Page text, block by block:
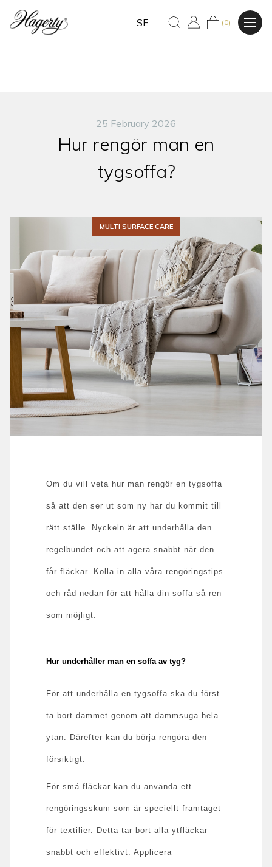
SE (0)
25 February 2026
Hur rengör man en
tygsoffa?
MULTI SURFACE CARE
Om du vill veta hur man rengör en tygsoffa
så att den ser ut som ny har du kommit till
rätt ställe. Nyckeln är att underhålla den
regelbundet och att agera snabbt när den
får fläckar. Kolla in alla våra rengöringstips
och råd nedan för att hålla din soffa så ren
som möjligt.
Hur underhåller man en soffa av tyg?
För att underhålla en tygsoffa ska du först
ta bort dammet genom att dammsuga hela
ytan. Därefter kan du börja rengöra den
försiktigt.
För små fläckar kan du använda ett
rengöringsskum som är speciellt framtaget
för textilier. Detta tar bort alla ytfläckar
snabbt och effektivt. Applicera